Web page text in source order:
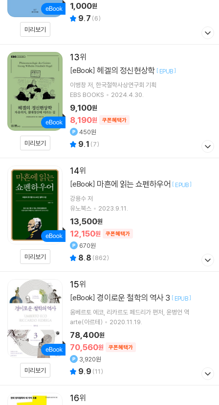
미리보기
1,000원
9.7 (6)
13
미리보기
[eBook] 헤겔의 정신현상학 [ EPUB]
이병창저 한국철학사상연구회 기획
EBS BOOKS
2024.4.30.
8,190원 쿠폰혜택가
9,100원
450원
9.1 (7)
14
미리보기
[eBook] 마흔에 읽는 쇼펜하우어 [ EPUB]
강용수저
유노북스
2023.9.11.
12,150원 쿠폰혜택가
13,500원
670원
8.8 (862)
15
미리보기
[eBook] 경이로운 철학의 역사 3 [ EPUB]
움베르토 에코 리카르도 페드리가 편저 윤병언 역
arte(아르테)
2020.11.19.
70,560원 쿠폰혜택가
78,400원
3,920원
9.9 (11)
16